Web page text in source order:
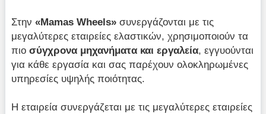
Στην«Mamas Wheels» συνεργάζονται με τις
μεγαλύτερες εταιρείες ελαστικών, χρησιμοποιούν τα
πιοσύγχρονα μηχανήματα και εργαλεία, εγγυούνται
για κάθε εργασία και σας παρέχουν ολοκληρωμένες
υπηρεσίες υψηλής ποιότητας.
Η εταιρεία συνεργάζεται με τις μεγαλύτερες εταιρείες